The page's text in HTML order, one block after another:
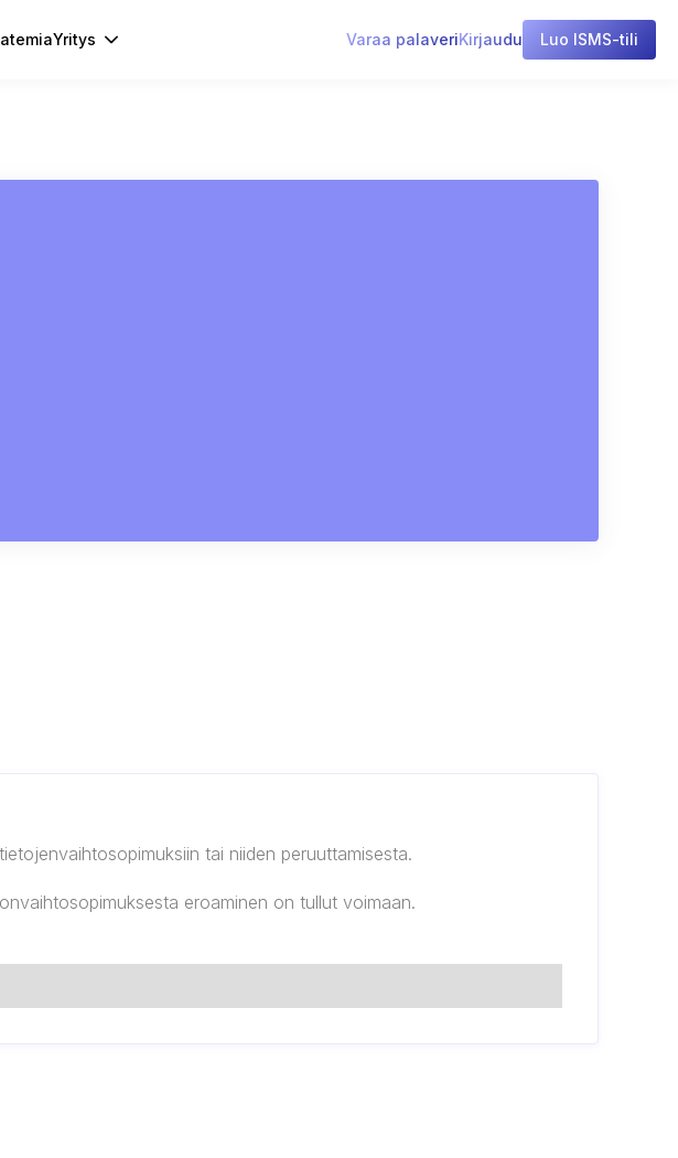
Yritys Varaa palaveriKirjaudu Luo ISMS-tili
tai niiden peruuttamisesta.
eroaminen on tullut voimaan.